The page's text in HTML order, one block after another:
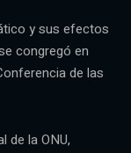
y sus efectos
congregó en
de las
de la ONU,